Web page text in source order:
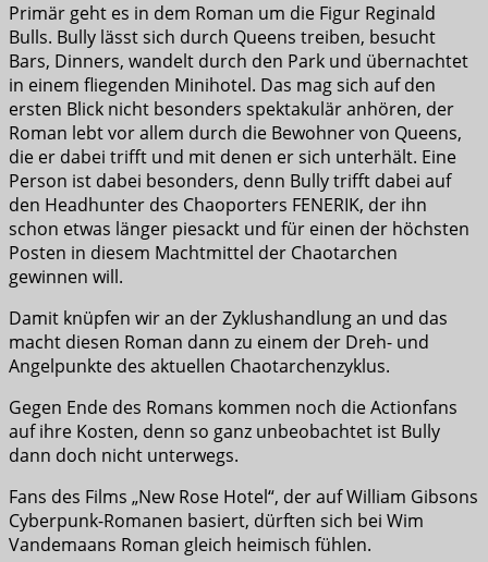
Primär geht es in dem Roman um die Figur Reginald
Bulls. Bully lässt sich durch Queens treiben, besucht
Bars, Dinners, wandelt durch den Park und übernachtet
in einem fliegenden Minihotel. Das mag sich auf den
ersten Blick nicht besonders spektakulär anhören, der
Roman lebt vor allem durch die Bewohner von Queens,
die er dabei trifft und mit denen er sich unterhält. Eine
Person ist dabei besonders, denn Bully trifft dabei auf
den Headhunter des Chaoporters FENERIK, der ihn
schon etwas länger piesackt und für einen der höchsten
Posten in diesem Machtmittel der Chaotarchen
gewinnen will.
Damit knüpfen wir an der Zyklushandlung an und das
macht diesen Roman dann zu einem der Dreh- und
Angelpunkte des aktuellen Chaotarchenzyklus.
Gegen Ende des Romans kommen noch die Actionfans
auf ihre Kosten, denn so ganz unbeobachtet ist Bully
dann doch nicht unterwegs.
Fans des Films „New Rose Hotel“, der auf William Gibsons
Cyberpunk-Romanen basiert, dürften sich bei Wim
Vandemaans Roman gleich heimisch fühlen.